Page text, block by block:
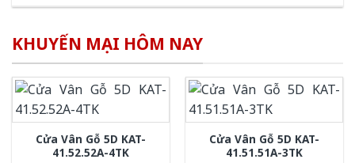
KHUYẾN MẠI HÔM NAY
Cửa Vân Gỗ 5D KAT-
41.52.52A-4TK
Cửa Vân Gỗ 5D KAT-
41.51.51A-3TK